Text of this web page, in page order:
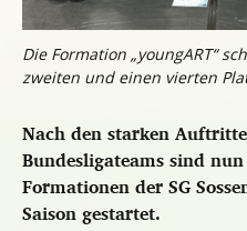
Die Formation „youngART“
zweiten und einen vierten
Nach den starken
Bundesligateams sind
Formationen der SG
Saison gestartet.